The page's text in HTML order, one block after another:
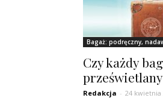
Bagaż: podręczny,
Czy każdy
Redakcja - 24 kwietnia